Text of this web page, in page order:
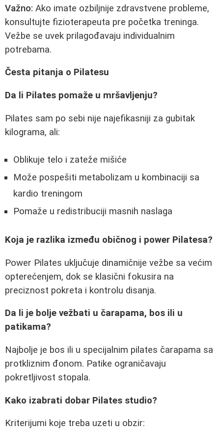
Važno: Ako imate ozbiljnije zdravstvene probleme,
konsultujte fizioterapeuta pre početka treninga.
Vežbe se uvek prilagođavaju individualnim
potrebama.
Česta pitanja o Pilatesu
Da li Pilates pomaže u mršavljenju?
Pilates sam po sebi nije najefikasniji za gubitak
kilograma, ali:
Oblikuje telo i zateže mišiće
Može pospešiti metabolizam u kombinaciji sa
kardio treningom
Pomaže u redistribuciji masnih naslaga
Koja je razlika između običnog i power Pilatesa?
Power Pilates uključuje dinamičnije vežbe sa većim
opterećenjem, dok se klasični fokusira na
preciznost pokreta i kontrolu disanja.
Da li je bolje vežbati u čarapama, bos ili u
patikama?
Najbolje je bos ili u specijalnim pilates čarapama sa
protkliznim đonom. Patike ograničavaju
pokretljivost stopala.
Kako izabrati dobar Pilates studio?
Kriterijumi koje treba uzeti u obzir: